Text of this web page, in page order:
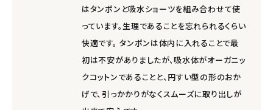
はタンポンと吸水ショーツを組み合わせて使
っています。生理であることを忘れられるくらい
快適です。 タンポンは体内に入れることで最
初は不安がありましたが、吸水体がオーガニッ
クコットンであることと、円すい型の形のおか
げで、引っかかりがなくスムーズに取り出しが